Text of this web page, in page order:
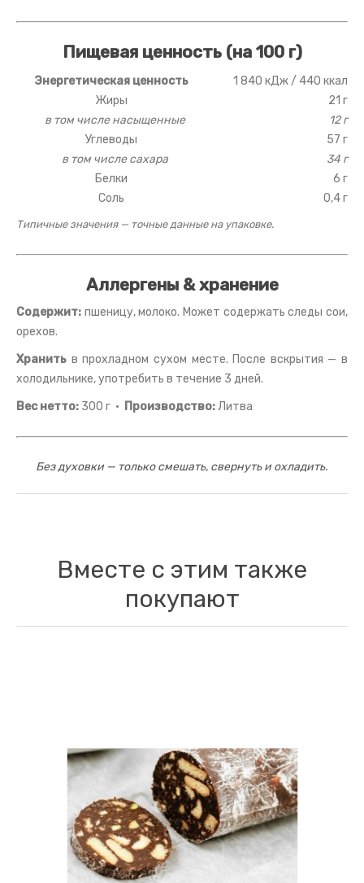
Пищевая ценность (на 100 г)
Энергетическая ценность
1 840 кДж / 440 ккал
Жиры
21 г
в том числе насыщенные
12 г
Углеводы
57 г
в том числе сахара
34 г
Белки
6 г
Соль
0,4 г
Типичные значения — точные данные на упаковке.
Аллергены & хранение
Содержит: пшеницу, молоко. Может содержать следы сои,
орехов.
Хранить в прохладном сухом месте. После вскрытия — в
холодильнике, употребить в течение 3 дней.
Вес нетто: 300 г · Производство:Литва
Без духовки — только смешать, свернуть и охладить.
Вместе с этим также
покупают